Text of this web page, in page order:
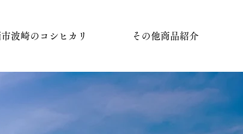
波崎のコシヒカリ その他商品紹介